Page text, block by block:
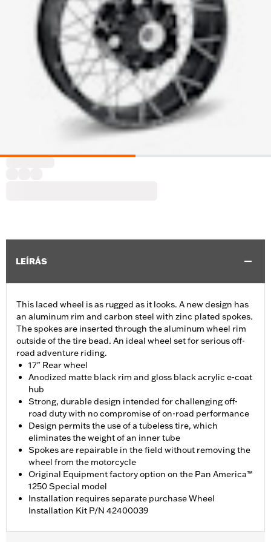
LEÍRÁS
This laced wheel is as rugged as it looks. A new design has
an aluminum rim and carbon steel with zinc plated spokes.
The spokes are inserted through the aluminum wheel rim
outside of the tire bead. An ideal wheel set for serious off-
road adventure riding.
17" Rear wheel
Anodized matte black rim and gloss black acrylic e-coat
hub
Strong, durable design intended for challenging off-
road duty with no compromise of on-road performance
Design permits the use of a tubeless tire, which
eliminates the weight of an inner tube
Spokes are repairable in the field without removing the
wheel from the motorcycle
Original Equipment factory option on the Pan America™
1250 Special model
Installation requires separate purchase Wheel
Installation Kit P/N 42400039